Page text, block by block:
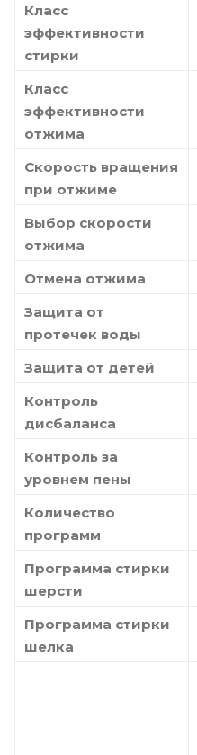
Класс
эффективности
стирки
Класс
эффективности
отжима
Скорость вращения
при отжиме
Выбор скорости
отжима
Отмена отжима
Защита от
протечек воды
Защита от детей
Контроль
дисбаланса
Контроль за
уровнем пены
Количество
программ
Программа стирки
шерсти
Программа стирки
шелка